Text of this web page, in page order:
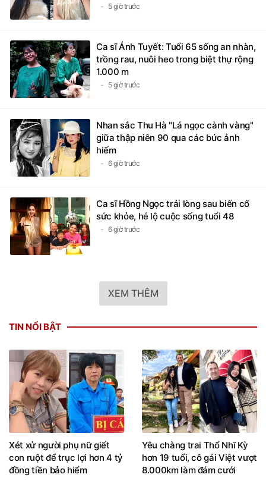
5 giờ trước
Ca sĩ Ánh Tuyết: Tuổi 65 sống an nhàn,
trồng rau, nuôi heo trong biệt thự rộng
1.000 m
5 giờ trước
Nhan sắc Thu Hà "Lá ngọc cành vàng"
giữa thập niên 90 qua các bức ảnh
hiếm
6 giờ trước
Ca sĩ Hồng Ngọc trải lòng sau biến cố
sức khỏe, hé lộ cuộc sống tuổi 48
6 giờ trước
XEM THÊM
TIN NỔI BẬT
Xét xử người phụ nữ giết
con ruột để trục lợi hơn 4 tỷ
đồng tiền bảo hiểm
Yêu chàng trai Thổ Nhĩ Kỳ
hơn 19 tuổi, cô gái Việt vượt
8.000km làm đám cưới